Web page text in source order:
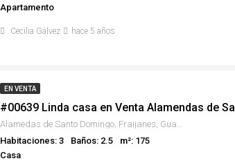
Apartamento
Cecilia Gálvez hace 5 años
EN VENTA
Habitaciones: 3
Baños: 2.5
m²: 175
Casa